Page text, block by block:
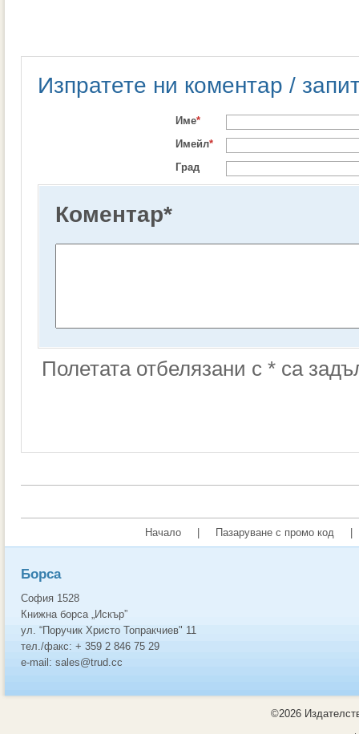
Изпратете ни коментар /
Име*
Имейл*
Град
Коментар*
Полетата отбелязани с * са
Начало Пазаруване с промо код
Борса
София 1528
Книжна борса „Искър”
ул. “Поручик Христо Топракчиев" 11
тел./факс: + 359 2 846 75 29
e-mail: sales@trud.cc
©2026